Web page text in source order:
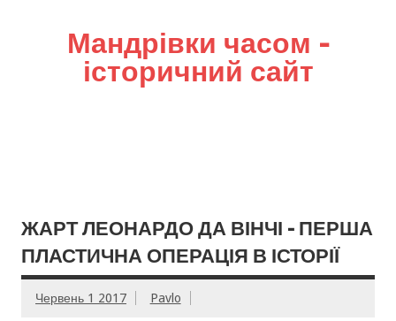
Мандрівки часом –
історичний сайт
ЖАРТ ЛЕОНАРДО ДА ВІНЧІ – ПЕРША
ПЛАСТИЧНА ОПЕРАЦІЯ В ІСТОРІЇ
Червень 1 2017 Pavlo